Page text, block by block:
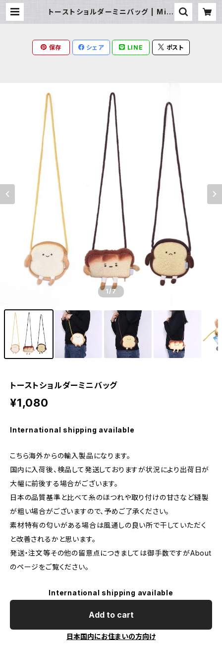
トーストショルダーミニバッグ | Milk
保存 シェア LINE ポスト
1/7
トーストショルダーミニバッグ
¥1,080
International shipping available
こちら海外からの輸入製品になります。
国内に入荷後、検品して発送しておりますが状況により出荷日が
大幅に前後する場合がございます。
日本の品質基準と比べて糸のほつれや取り付けの甘さなど縫製
が粗い場合がございますので、予めご了承ください。
素材特有の匂いがある場合は風通しの良い所で干していただく
と改善されるかと思います。
発送・注文等その他の留意点につきましては御手数ですがAbout
のページをご覧ください。
International shipping available
Add to cart
日本国内にお住まいの方向け